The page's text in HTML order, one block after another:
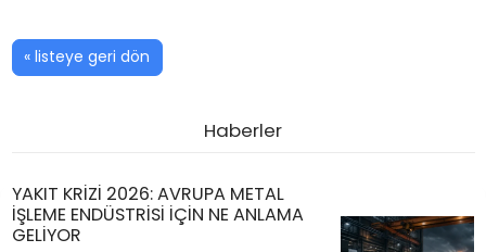
« listeye geri dön
Haberler
YAKIT KRIZI 2026: AVRUPA METAL
IŞLEME ENDÜSTRISI IÇIN NE ANLAMA
GELIYOR